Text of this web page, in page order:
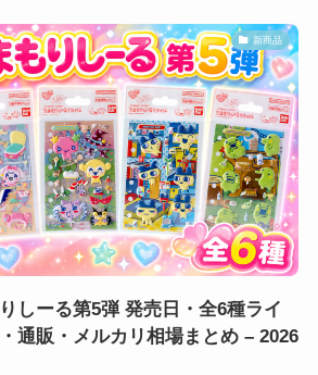
新商品
しーる第5弾 発売日・全6種ライ
通販・メルカリ相場まとめ – 2026